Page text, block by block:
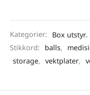
Kategorier: Box utstyr,
Stikkord:
balls,
storage, vektplater,